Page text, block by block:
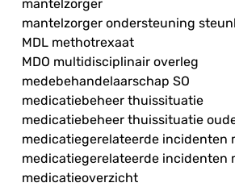
mantelzorger
mantelzorger ondersteuning
MDL methotrexaat
MDO multidisciplinair overleg
medebehandelaarschap SO
medicatiebeheer thuissituatie
medicatiebeheer thuissituatie
medicatiegerelateerde incidenten
medicatiegerelateerde incidenten
medicatieoverzicht